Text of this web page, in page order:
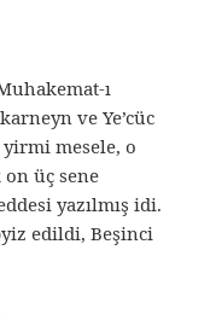
ı
ve Ye’cüc
yirmi mesele, o
üç sene
yazılmış idi.
edildi, Beşinci